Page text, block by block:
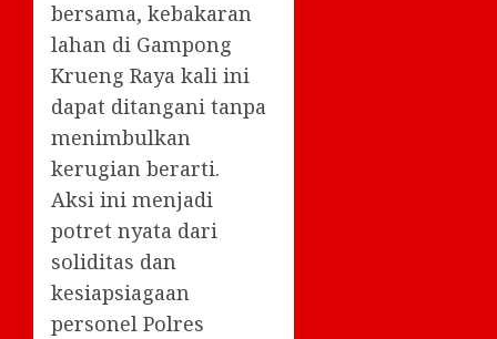
bersama, kebakaran
lahan di Gampong
Krueng Raya kali ini
dapat ditangani tanpa
menimbulkan
kerugian berarti.
Aksi ini menjadi
potret nyata dari
soliditas dan
kesiapsiagaan
personel Polres